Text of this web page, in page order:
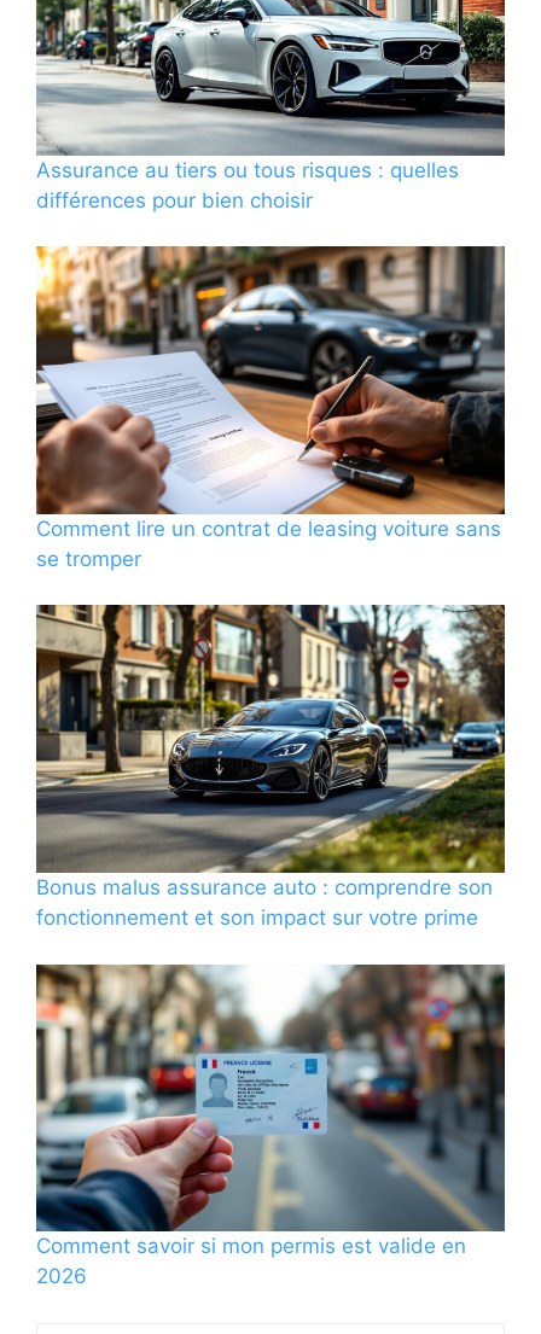
Assurance au tiers ou tous risques : quelles
différences pour bien choisir
Comment lire un contrat de leasing voiture sans
se tromper
Bonus malus assurance auto : comprendre son
fonctionnement et son impact sur votre prime
Comment savoir si mon permis est valide en
2026